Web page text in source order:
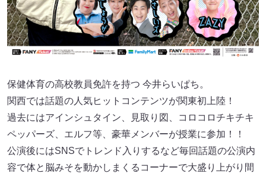
保健体育の高校教員免許を持つ 今井らいぱち。
関西では話題の人気ヒットコンテンツが関東初上陸！
過去にはアインシュタイン、見取り図、コロコロチキチキ
ペッパーズ、エルフ等、豪華メンバーが授業に参加！！
公演後にはSNSでトレンド入りするなど毎回話題の公演内
容で体と脳みそを動かしまくるコーナーで大盛り上がり間